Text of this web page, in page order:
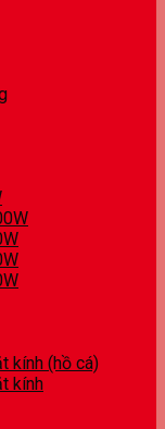
kính (hồ cá)
kính